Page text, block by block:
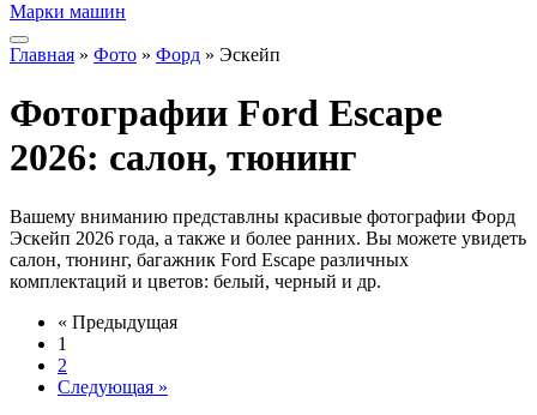
Марки машин
Главная » Фото » Форд » Эскейп
Фотографии Ford Escape
2026: салон, тюнинг
Вашему вниманию представлны красивые фотографии Форд
Эскейп 2026 года, а также и более ранних. Вы можете увидеть
салон, тюнинг, багажник Ford Escape различных
комплектаций и цветов: белый, черный и др.
« Предыдущая
1
2
Следующая »